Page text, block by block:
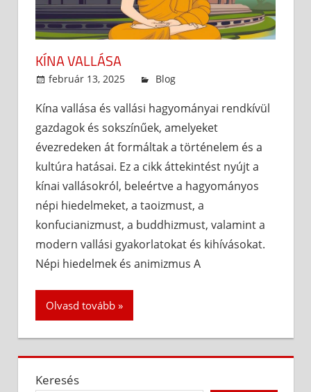
KÍNA VALLÁSA
február 13, 2025 admin
Blog
Kína vallása és vallási hagyományai rendkívül
gazdagok és sokszínűek, amelyeket
évezredeken át formáltak a történelem és a
kultúra hatásai. Ez a cikk áttekintést nyújt a
kínai vallásokról, beleértve a hagyományos
népi hiedelmeket, a taoizmust, a
konfucianizmust, a buddhizmust, valamint a
modern vallási gyakorlatokat és kihívásokat.
Népi hiedelmek és animizmus A
Olvasd tovább
Keresés